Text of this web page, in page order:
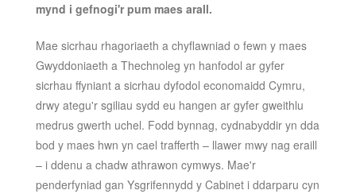
mynd i gefnogi'r pum maes arall.
Mae sicrhau rhagoriaeth a chyflawniad o fewn y maes
Gwyddoniaeth a Thechnoleg yn hanfodol ar gyfer
sicrhau ffyniant a sicrhau dyfodol economaidd Cymru,
drwy ategu'r sgiliau sydd eu hangen ar gyfer gweithlu
medrus gwerth uchel. Fodd bynnag, cydnabyddir yn dda
bod y maes hwn yn cael trafferth – llawer mwy nag eraill
– i ddenu a chadw athrawon cymwys. Mae'r
penderfyniad gan Ysgrifennydd y Cabinet i ddarparu cyn